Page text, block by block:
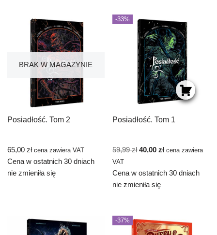
BRAK W MAGAZYNIE
Posiadłość. Tom 2
65,00 zł cena zawiera VAT
Cena w ostatnich 30 dniach
nie zmieniła się
-33%
Posiadłość. Tom 1
59,99zł 40,00zł cena zawiera
VAT
Cena w ostatnich 30 dniach
nie zmieniła się
-37%